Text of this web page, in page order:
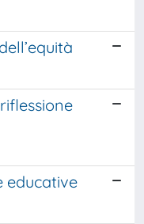
educative